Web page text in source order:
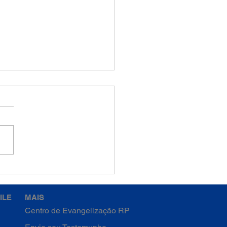
MAIS
Centro de Evangelização RP